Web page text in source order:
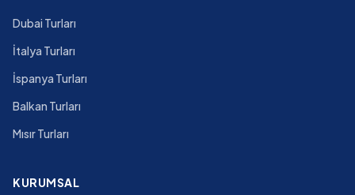
Dubai Turları
İtalya Turları
İspanya Turları
Balkan Turları
Mısır Turları
KURUMSAL